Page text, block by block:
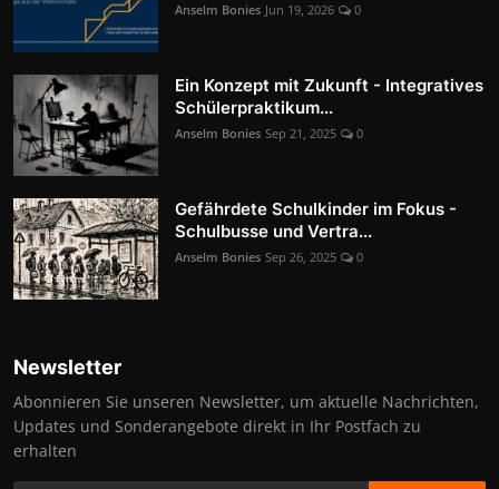
Anselm Bonies Jun 19, 2026 0
Ein Konzept mit Zukunft - Integratives
Schülerpraktikum...
Anselm Bonies Sep 21, 2025 0
Gefährdete Schulkinder im Fokus -
Schulbusse und Vertra...
Anselm Bonies Sep 26, 2025 0
Newsletter
Abonnieren Sie unseren Newsletter, um aktuelle Nachrichten,
Updates und Sonderangebote direkt in Ihr Postfach zu
erhalten